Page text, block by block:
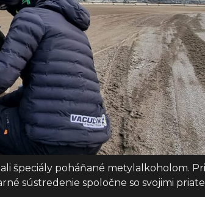
špeciály poháňané metylalkoholom.
sústredenie spoločne so svojimi